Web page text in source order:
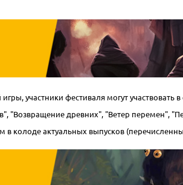
участники фестиваля могут участвовать
"Возвращение древних", "Ветер перемен",
в колоде актуальных выпусков